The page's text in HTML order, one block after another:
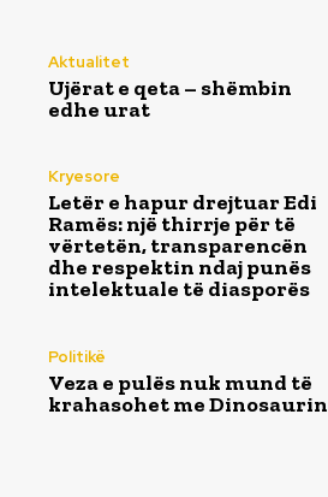
Aktualitet
Ujërat e qeta – shëmbin
edhe urat
Kryesore
Letër e hapur drejtuar Edi
Ramës: një thirrje për të
vërtetën, transparencën
dhe respektin ndaj punës
intelektuale të diasporës
Politikë
Veza e pulës nuk mund të
krahasohet me Dinosaurin